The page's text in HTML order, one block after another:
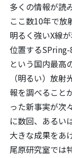
多くの情報が読
ここ数10年で放
明るく強いX線
位置する
という国内最高
（明るい）放
報を調べること
った新事実が次
に数回、あるい
大きな成果をあ
尾原研究室では